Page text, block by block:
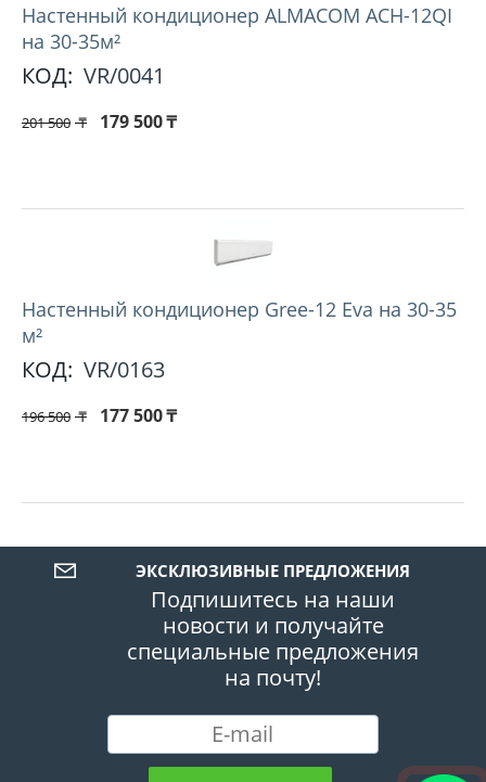
Hастенный кондиционер ALMACOM ACH-12QI
на 30-35м²
КОД: VR/0041
201 500 ₸ 179 500₸
Настенный кондиционер Gree-12 Eva на 30-35
м²
КОД: VR/0163
196 500 ₸ 177 500₸
ЭКСКЛЮЗИВНЫЕ ПРЕДЛОЖЕНИЯ
Подпишитесь на наши
новости и получайте
специальные предложения
на почту!